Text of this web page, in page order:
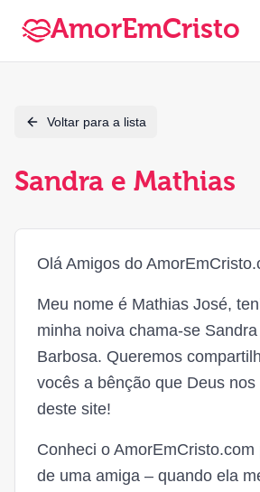
AmorEmCristo
Voltar para a lista
Sandra e Mathias
Olá Amigos do
Meu nome é Mathias José,
minha noiva chama-se
Barbosa. Queremos
vocês a bênção que Deus
deste site!
Conheci o
de uma amiga – quando ela